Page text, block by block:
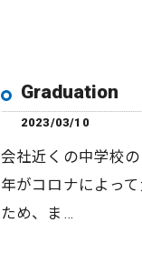
Graduation
2023/03/10
会社近くの中学校
年がコロナによっ
ため、ま…